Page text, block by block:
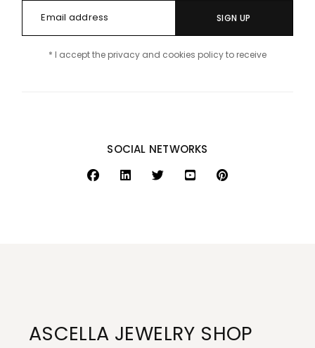
SIGN UP
* I accept the privacy and cookies policy to receive
SOCIAL NETWORKS
ASCELLA JEWELRY SHOP